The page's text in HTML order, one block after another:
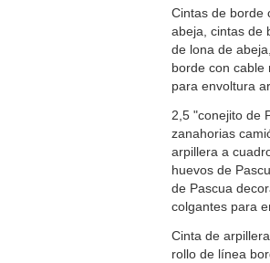
Cintas de borde
abeja, cintas de
de lona de
borde con cable
para envoltura
2,5 "conejito de
zanahorias
arpillera a
huevos de
de Pascua
colgantes para
Cinta de
rollo de línea